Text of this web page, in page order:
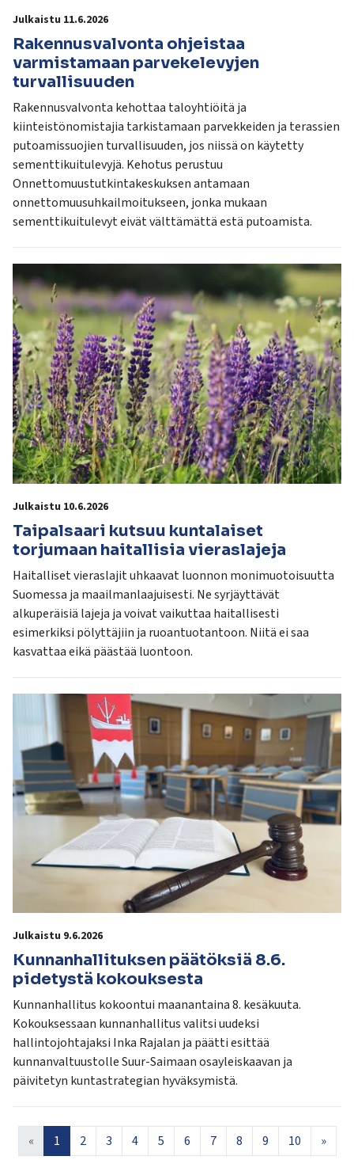
Julkaistu 11.6.2026
Rakennusvalvonta ohjeistaa
varmistamaan parvekelevyjen
turvallisuuden
Rakennusvalvonta kehottaa taloyhtiöitä ja
kiinteistönomistajia tarkistamaan parvekkeiden ja terassien
putoamissuojien turvallisuuden, jos niissä on käytetty
sementtikuitulevyjä. Kehotus perustuu
Onnettomuustutkintakeskuksen antamaan
onnettomuusuhkailmoitukseen, jonka mukaan
sementtikuitulevyt eivät välttämättä estä putoamista.
Julkaistu 10.6.2026
Taipalsaari kutsuu kuntalaiset
torjumaan haitallisia vieraslajeja
Haitalliset vieraslajit uhkaavat luonnon monimuotoisuutta
Suomessa ja maailmanlaajuisesti. Ne syrjäyttävät
alkuperäisiä lajeja ja voivat vaikuttaa haitallisesti
esimerkiksi pölyttäjiin ja ruoantuotantoon. Niitä ei saa
kasvattaa eikä päästää luontoon.
Julkaistu 9.6.2026
Kunnanhallituksen päätöksiä 8.6.
pidetystä kokouksesta
Kunnanhallitus kokoontui maanantaina 8. kesäkuuta.
Kokouksessaan kunnanhallitus valitsi uudeksi
hallintojohtajaksi Inka Rajalan ja päätti esittää
kunnanvaltuustolle Suur-Saimaan osayleiskaavan ja
päivitetyn kuntastrategian hyväksymistä.
« 1 2 3 4 5 6 7 8 9 10 »